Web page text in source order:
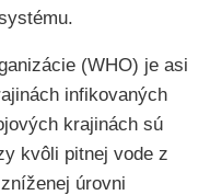
(WHO) je asi
infikovaných
krajinách sú
kvôli pitnej vode z
úrovni